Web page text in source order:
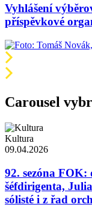
Vyhlášení
příspěvkové
Carousel
Kultura
09.04.2026
92. sezóna
šéfdirigenta,
sólisté i z řad